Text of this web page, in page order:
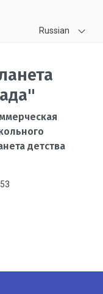
Russian
детства